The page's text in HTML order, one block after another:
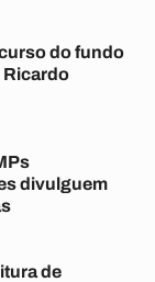
do fundo
Ricardo
divulguem
de